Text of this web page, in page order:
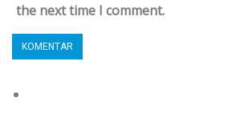
the next time I comment.